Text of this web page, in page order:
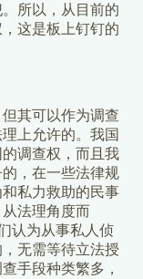
所以，从目前的
这是板上钉钉的
其可以作为调查
上允许的。我国
调查权，而且我
，在一些法律规
私力救助的民事
法理角度而
认为从事私人侦
无需等待立法授
手段种类繁多，